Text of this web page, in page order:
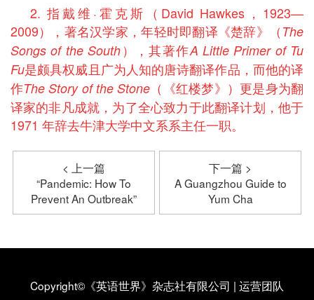
2. 指戴维·霍克斯（David Hawkes，1923—
2009），著名汉学家，年轻时即翻译《楚辞》（ The
Songs of the South ），其著作A Little Primer of Tu
Fu是颇具权威且广为人知的唐诗翻译作品，而他的译
作The Story of the Stone （《红楼梦》）更是身为翻
译家的非凡成就，为了全心致力于此翻译计划，他于
1971 年辞去牛津大学中文系系主任一职。
< 上一篇
“Pandemic: How To
Prevent An Outbreak”
下一篇 >
A Guangzhou Guide to
Yum Cha
Copyright©《英语世界》杂志社有限公司 | 运营团队